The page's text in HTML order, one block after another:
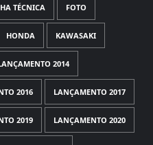
TÉCNICA FOTO
HONDA KAWASAKI
2014
2016 LANÇAMENTO 2017
2019 LANÇAMENTO 2020